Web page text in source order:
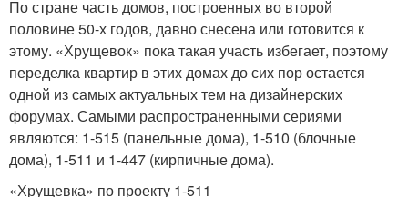
По стране часть домов, построенных во второй
половине 50-х годов, давно снесена или готовится к
этому. «Хрущевок» пока такая участь избегает, поэтому
переделка квартир в этих домах до сих пор остается
одной из самых актуальных тем на дизайнерских
форумах. Самыми распространенными сериями
являются: 1-515 (панельные дома), 1-510 (блочные
дома), 1-511 и 1-447 (кирпичные дома).
«Хрущевка» по проекту 1-511